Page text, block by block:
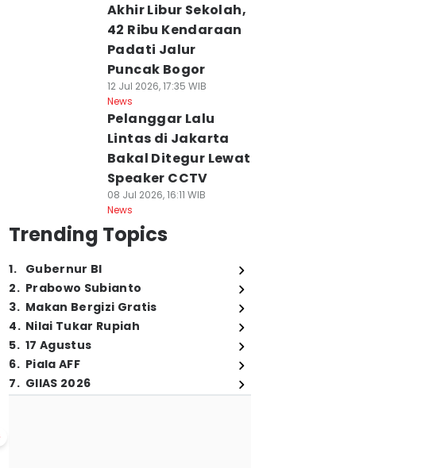
OJK
Akhir Libur Sekolah,
42 Ribu Kendaraan
Padati Jalur
Puncak Bogor
12 Jul 2026, 17:35 WIB
News
Pelanggar Lalu
Lintas di Jakarta
Bakal Ditegur Lewat
Speaker CCTV
08 Jul 2026, 16:11 WIB
News
Trending Topics
1. Gubernur BI
2. Prabowo Subianto
3. Makan Bergizi Gratis
4. Nilai Tukar Rupiah
5. 17 Agustus
6. Piala AFF
7. GIIAS 2026